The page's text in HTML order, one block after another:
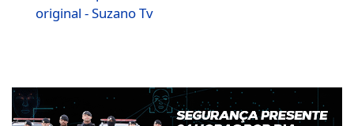
original - Suzano Tv